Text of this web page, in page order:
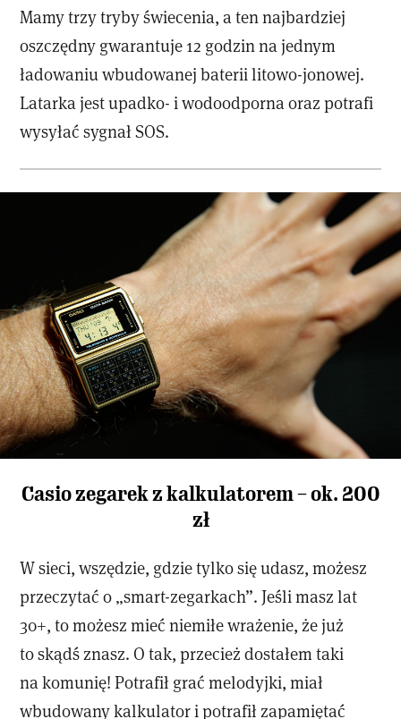
Mamy trzy tryby świecenia, a ten najbardziej
oszczędny gwarantuje 12 godzin na jednym
ładowaniu wbudowanej baterii litowo-jonowej.
Latarka jest upadko- i wodoodporna oraz potrafi
wysyłać sygnał SOS.
Casio zegarek z kalkulatorem – ok. 200
zł
W sieci, wszędzie, gdzie tylko się udasz, możesz
przeczytać o „smart-zegarkach”. Jeśli masz lat
30+, to możesz mieć niemiłe wrażenie, że już
to skądś znasz. O tak, przecież dostałem taki
na komunię! Potrafił grać melodyjki, miał
wbudowany kalkulator i potrafił zapamiętać